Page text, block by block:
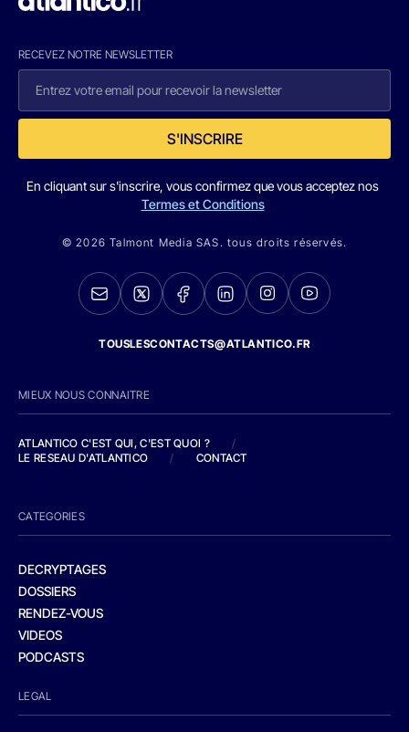
RECEVEZ NOTRE NEWSLETTER
S'INSCRIRE
En cliquant sur s'inscrire, vous confirmez que vous acceptez nos
Termes et Conditions
© 2026 Talmont Media SAS. tous droits réservés.
TOUSLESCONTACTS@ATLANTICO.FR
MIEUX NOUS CONNAITRE
ATLANTICO C'EST QUI, C'EST QUOI ?
/
LE RESEAU D'ATLANTICO
/ CONTACT
CATEGORIES
DECRYPTAGES
DOSSIERS
RENDEZ-VOUS
VIDEOS
PODCASTS
LEGAL